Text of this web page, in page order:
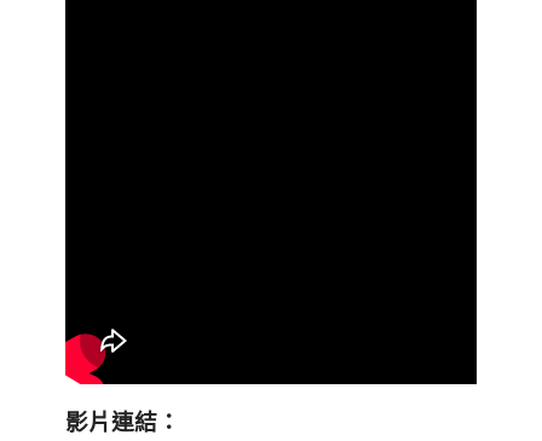
影片連結：